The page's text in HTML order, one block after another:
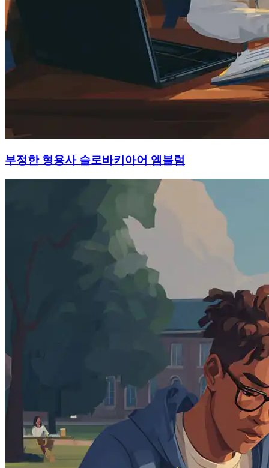
부정한 형용사 슬로바키아어 엠블럼